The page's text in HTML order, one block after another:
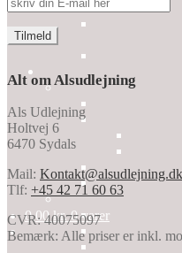
0,00kr. 0 varer
Alt om Alsudlejning
Als Udlejning
Holtvej 6
6470 Sydals
Mail: Kontakt@alsudlejning.dk
Tlf: +45 42 71 60 63
CVR: 40075097
Bemærk: Alle priser er inkl.